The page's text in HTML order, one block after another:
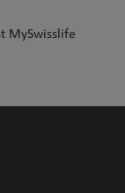
MySwisslife